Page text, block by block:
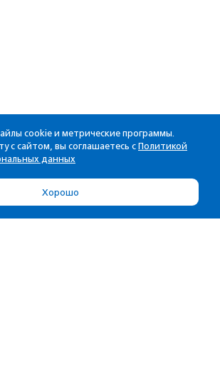
cookie и метрические программы.
с сайтом, вы соглашаетесь с Политикой
данных
Хорошо